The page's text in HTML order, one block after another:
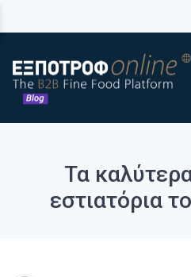
Τα
εστιατόρια